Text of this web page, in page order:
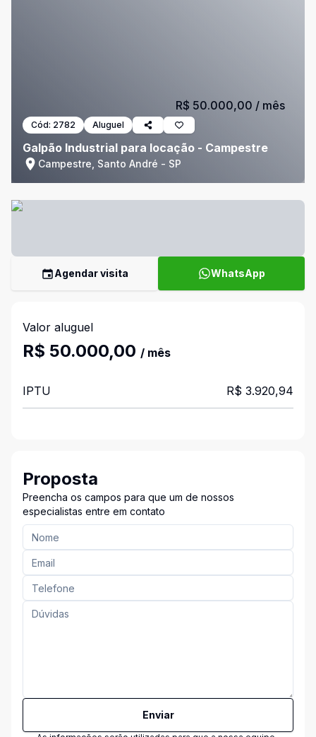
Cód: 2782 Aluguel
Galpão Industrial para locação - Campestre
Campestre, Santo André - SP
R$ 50.000,00 / mês
Agendar visita WhatsApp
Valor aluguel
R$ 50.000,00 / mês
IPTU R$ 3.920,94
Proposta
Preencha os campos para que um de nossos
especialistas entre em contato
Enviar